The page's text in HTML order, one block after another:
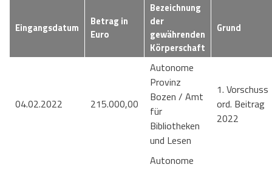
Eingangsdatum
Betrag in
Euro
Bezeichnung
der
gewährenden
Körperschaft
Grund
04.02.2022 215.000,00
Autonome
Provinz
Bozen / Amt
für
Bibliotheken
und Lesen
1. Vorschuss
ord. Beitrag
2022
Autonome